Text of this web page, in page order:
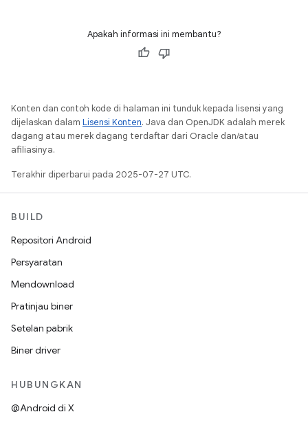
Apakah informasi ini membantu?
Konten dan contoh kode di halaman ini tunduk kepada lisensi yang
dijelaskan dalam Lisensi Konten. Java dan OpenJDK adalah merek
dagang atau merek dagang terdaftar dari Oracle dan/atau
afiliasinya.
Terakhir diperbarui pada 2025-07-27 UTC.
BUILD
Repositori Android
Persyaratan
Mendownload
Pratinjau biner
Setelan pabrik
Biner driver
HUBUNGKAN
@Android di X